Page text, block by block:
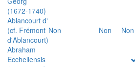
(1672-1740)
Ablancourt d'
(cf. Frémont
d'Ablancourt)
Non Non Non
Abraham
Ecchellensis